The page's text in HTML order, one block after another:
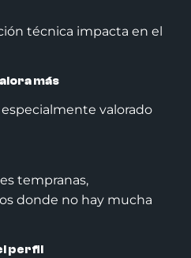
técnica impacta en el
más
valorado
tempranas,
donde no hay mucha
perfil